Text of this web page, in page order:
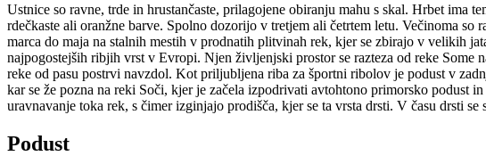
Ustnice so ravne, trde in hrustančaste, prilagojene obiranju mahu s skal. Hrbet ima
rdečkaste ali oranžne barve. Spolno dozorijo v tretjem ali četrtem letu. Večinoma
marca do maja na stalnih mestih v prodnatih plitvinah rek, kjer se zbirajo v velikih
najpogostejših ribjih vrst v Evropi. Njen življenjski prostor se razteza od reke Some
reke od pasu postrvi navzdol. Kot priljubljena riba za športni ribolov je podust v
kar se že pozna na reki Soči, kjer je začela izpodrivati avtohtono primorsko podust
uravnavanje toka rek, s čimer izginjajo prodišča, kjer se ta vrsta drsti. V času drsti
Podust